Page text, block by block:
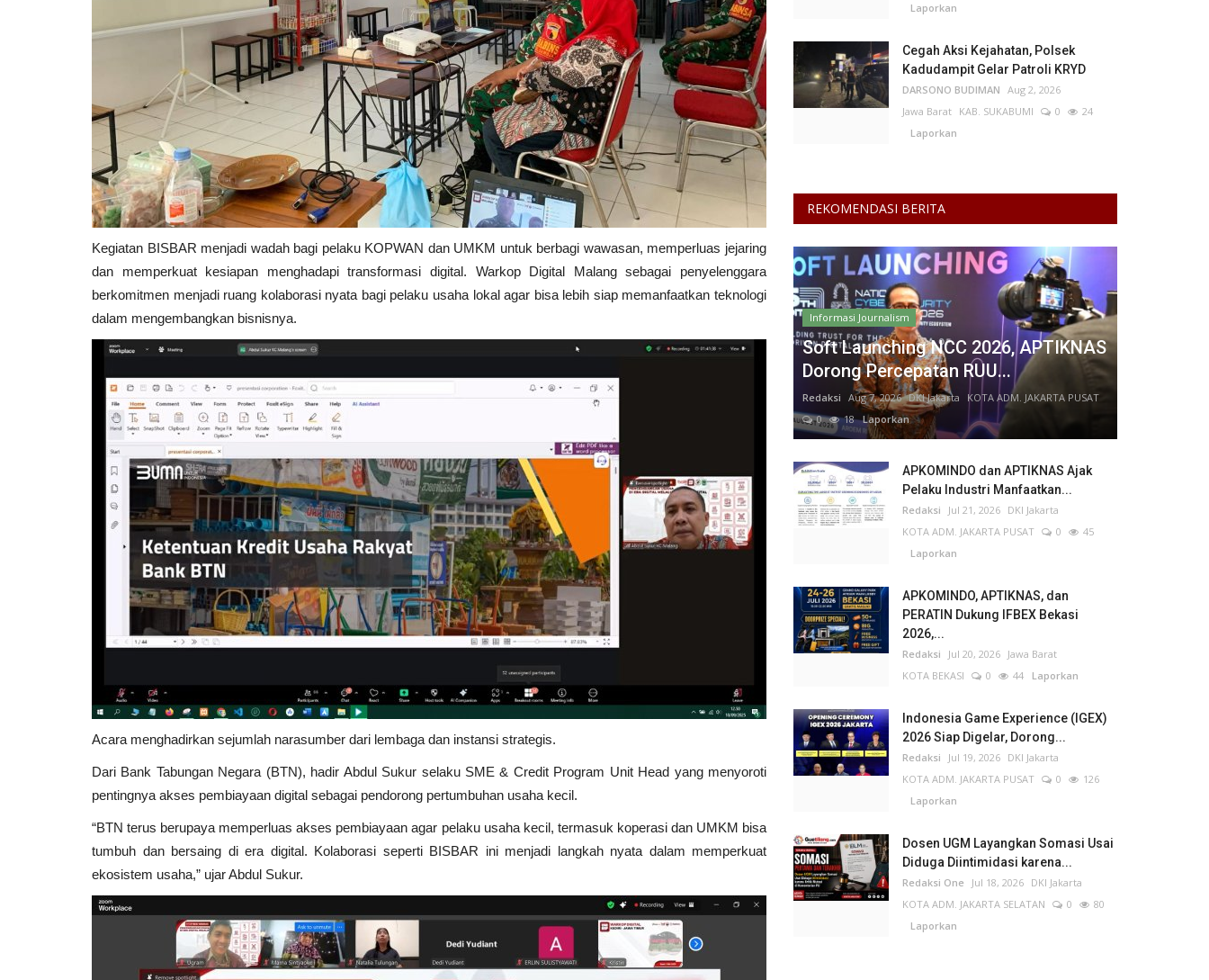
Kegiatan BISBAR menjadi wadah bagi pelaku KOPWAN dan UMKM untuk berbagi wawasan, memperluas jejaring
dan memperkuat kesiapan menghadapi transformasi digital. Warkop Digital Malang sebagai penyelenggara
berkomitmen menjadi ruang kolaborasi nyata bagi pelaku usaha lokal agar bisa lebih siap memanfaatkan teknologi
dalam mengembangkan bisnisnya.
Acara menghadirkan sejumlah narasumber dari lembaga dan instansi strategis.
Dari Bank Tabungan Negara (BTN), hadir Abdul Sukur selaku SME & Credit Program Unit Head yang menyoroti
pentingnya akses pembiayaan digital sebagai pendorong pertumbuhan usaha kecil.
“BTN terus berupaya memperluas akses pembiayaan agar pelaku usaha kecil, termasuk koperasi dan UMKM bisa
tumbuh dan bersaing di era digital. Kolaborasi seperti BISBAR ini menjadi langkah nyata dalam memperkuat
ekosistem usaha,” ujar Abdul Sukur.
Laporkan
Cegah Aksi Kejahatan, Polsek
Kadudampit Gelar Patroli KRYD
DARSONO BUDIMAN Aug 2, 2026
Jawa Barat KAB. SUKABUMI 0
24
Laporkan
REKOMENDASI BERITA
Informasi Journalism
Soft Launching NCC 2026, APTIKNAS
Dorong Percepatan RUU...
Redaksi Aug 7, 2026 DKI Jakarta
KOTA ADM. JAKARTA PUSAT
0
18Laporkan
APKOMINDO dan APTIKNAS Ajak
Pelaku Industri Manfaatkan...
Redaksi Jul 21, 2026 DKI Jakarta
KOTA ADM. JAKARTA PUSAT
0
45
Laporkan
APKOMINDO, APTIKNAS, dan
PERATIN Dukung IFBEX Bekasi
2026,...
Redaksi Jul 20, 2026 Jawa Barat
KOTA BEKASI
0 44 Laporkan
Indonesia Game Experience (IGEX)
2026 Siap Digelar, Dorong...
Redaksi Jul 19, 2026 DKI Jakarta
KOTA ADM. JAKARTA PUSAT
0
126
Laporkan
Dosen UGM Layangkan Somasi Usai
Diduga Diintimidasi karena...
Redaksi One Jul 18, 2026 DKI Jakarta
KOTA ADM. JAKARTA SELATAN
0
80
Laporkan